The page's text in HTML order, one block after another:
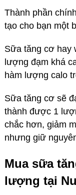
Thành phần
tạo cho bạn một
Sữa tăng cơ hay
lượng đạm khá
hàm lượng calo
Sữa tăng cơ sẽ
thành được 1
chắc hơn, giảm
nhưng giữ
Mua sữa
lượng tại